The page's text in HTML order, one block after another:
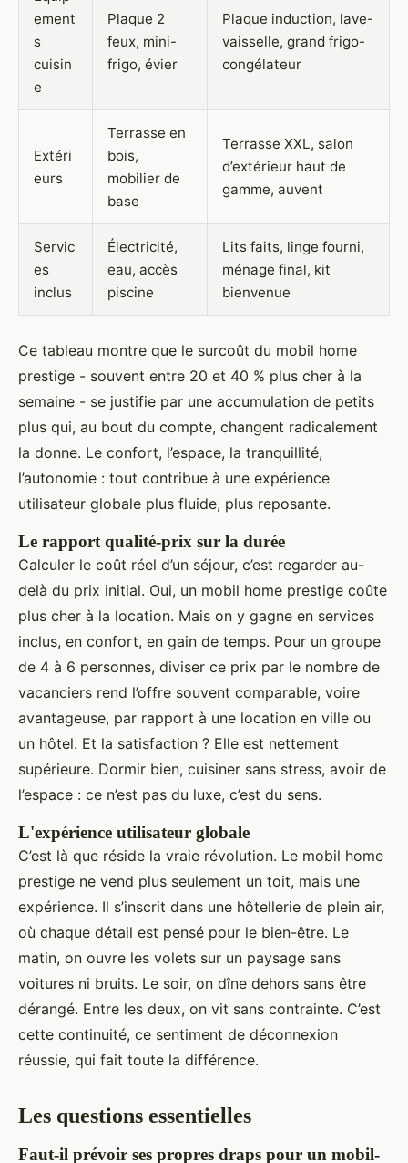
ement
s
cuisin
e
Plaque 2
feux, mini-
frigo, évier
Plaque induction, lave-
vaisselle, grand frigo-
congélateur
Extéri
eurs
Terrasse en
bois,
mobilier de
base
Terrasse XXL, salon
d’extérieur haut de
gamme, auvent
Servic
es
inclus
Électricité,
eau, accès
piscine
Lits faits, linge fourni,
ménage final, kit
bienvenue
Ce tableau montre que le surcoût du mobil home
prestige - souvent entre 20 et 40 % plus cher à la
semaine - se justifie par une accumulation de petits
plus qui, au bout du compte, changent radicalement
la donne. Le confort, l’espace, la tranquillité,
l’autonomie : tout contribue à une expérience
utilisateur globale plus fluide, plus reposante.
Le rapport qualité-prix sur la durée
Calculer le coût réel d’un séjour, c’est regarder au-
delà du prix initial. Oui, un mobil home prestige coûte
plus cher à la location. Mais on y gagne en services
inclus, en confort, en gain de temps. Pour un groupe
de 4 à 6 personnes, diviser ce prix par le nombre de
vacanciers rend l’offre souvent comparable, voire
avantageuse, par rapport à une location en ville ou
un hôtel. Et la satisfaction ? Elle est nettement
supérieure. Dormir bien, cuisiner sans stress, avoir de
l’espace : ce n’est pas du luxe, c’est du sens.
L'expérience utilisateur globale
C’est là que réside la vraie révolution. Le mobil home
prestige ne vend plus seulement un toit, mais une
expérience. Il s’inscrit dans une hôtellerie de plein air,
où chaque détail est pensé pour le bien-être. Le
matin, on ouvre les volets sur un paysage sans
voitures ni bruits. Le soir, on dîne dehors sans être
dérangé. Entre les deux, on vit sans contrainte. C’est
cette continuité, ce sentiment de déconnexion
réussie, qui fait toute la différence.
Les questions essentielles
Faut-il prévoir ses propres draps pour un mobil-